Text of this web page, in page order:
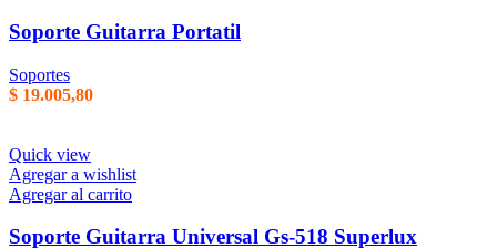
Soporte Guitarra Portatil
Soportes
$ 19.005,80
Quick view
Agregar a wishlist
Agregar al carrito
Soporte Guitarra Universal Gs-518 Superlux